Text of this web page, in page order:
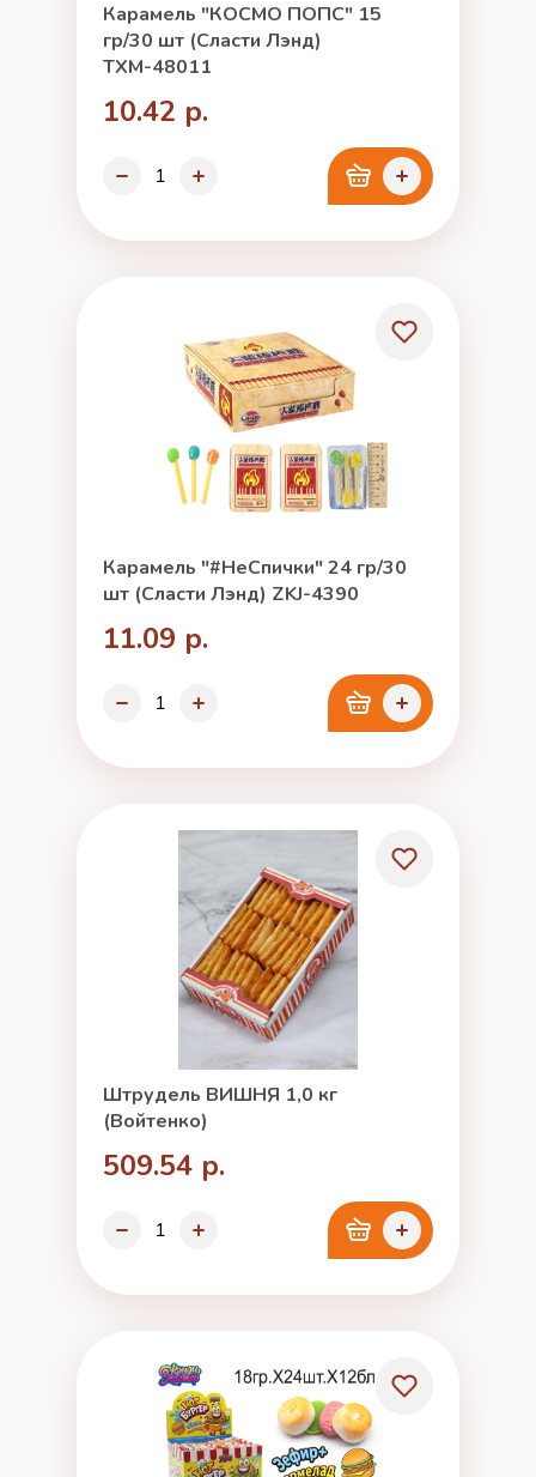
Карамель "КОСМО ПОПС" 15
гр/30 шт (Сласти Лэнд)
ТХМ-48011
10.42 р.
Карамель "#НеСпички" 24 гр/30
шт (Сласти Лэнд) ZKJ-4390
11.09 р.
Штрудель ВИШНЯ 1,0 кг
(Войтенко)
509.54 р.